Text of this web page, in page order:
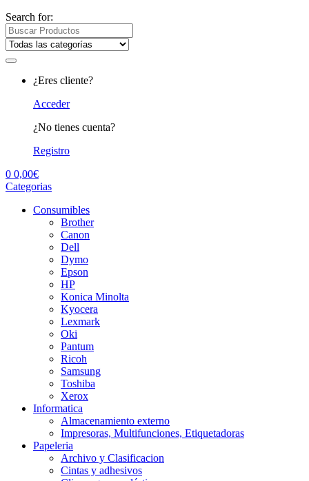
Search for:
¿Eres cliente?
Acceder
¿No tienes cuenta?
Registro
0 0,00€
Categorias
Consumibles
Brother
Canon
Dell
Dymo
Epson
HP
Konica Minolta
Kyocera
Lexmark
Oki
Pantum
Ricoh
Samsung
Toshiba
Xerox
Informatica
Almacenamiento externo
Impresoras, Multifunciones, Etiquetadoras
Papeleria
Archivo y Clasificacion
Cintas y adhesivos